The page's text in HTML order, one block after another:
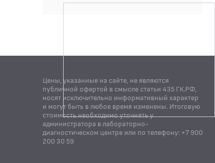
Цены, указанные на сайте, не являются
публичной офертой в смысле статьи 435 ГК.РФ,
носят исключительно информативный характер
и могут быть в любое время изменены. Итоговую
стоимость необходимо уточнять у
администратора в лабораторно-
диагностическом центре или по телефону: +7 900
200 30 59